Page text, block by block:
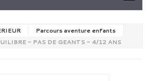
Parcours aventure enfants
- PAS DE GEANTS - 4/12 ANS